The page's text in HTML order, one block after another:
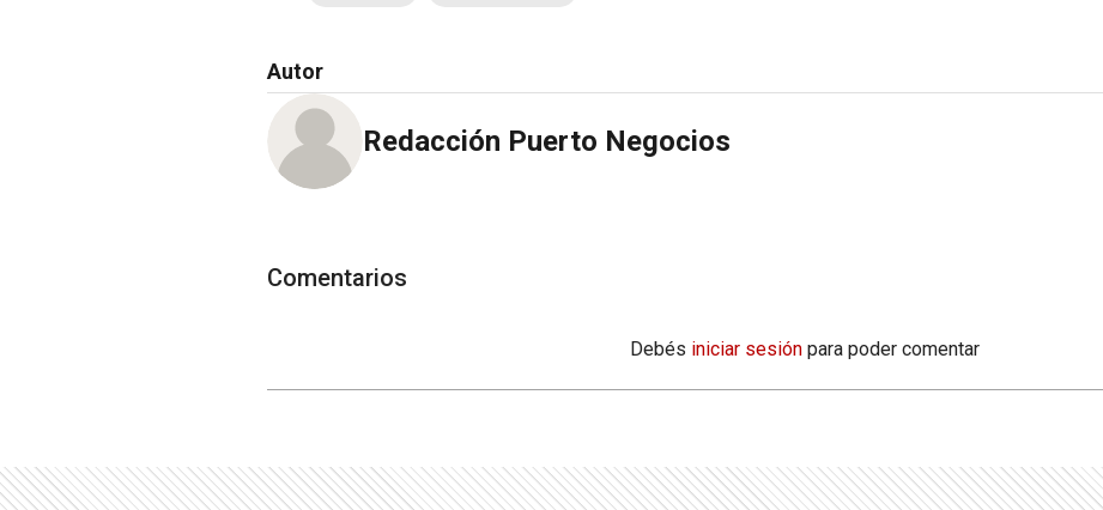
Autor
Redacción Puerto Negocios
Comentarios
Debés iniciar sesión para poder comentar